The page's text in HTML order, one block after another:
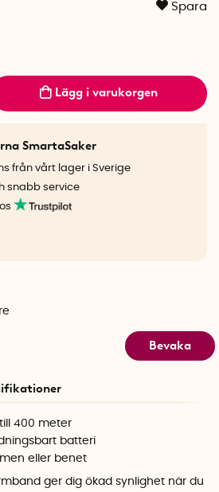
Spara
Lägg i varukorgen
SmartaSaker
från vårt lager i Sverige
snabb service
Bevaka
400 meter
batteri
eller benet
ger dig ökad synlighet när du